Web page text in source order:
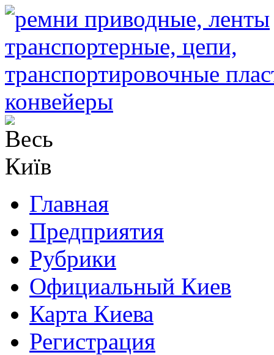
Главная
Предприятия
Рубрики
Официальный Киев
Карта Киева
Регистрация